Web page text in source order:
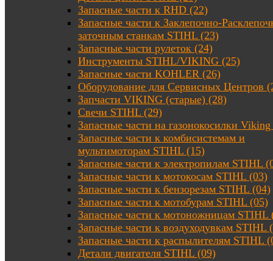
Запасные части к RHD (22)
Запасные части к Заклепочно-
заточным станкам STIHL (23)
Запасные части рулеток (24)
Инструменты STIHL/VIKING (25)
Запасные части KOHLER (26)
Оборудование для Сервисных Центров
Запчасти VIKING (старые) (28)
Свечи STIHL (29)
Запасные части на газонокосилки
Запасные части к комбисистемам и
мультимоторам STIHL (15)
Запасные части к электропилам STIHL
Запасные части к мотокосам STIHL (03)
Запасные части к бензорезам STIHL (04)
Запасные части к мотобурам STIHL (05)
Запасные части к мотоножницам STIHL
Запасные части к воздуходувкам STIHL
Запасные части к распылителям STIHL
Детали двигателя STIHL (09)